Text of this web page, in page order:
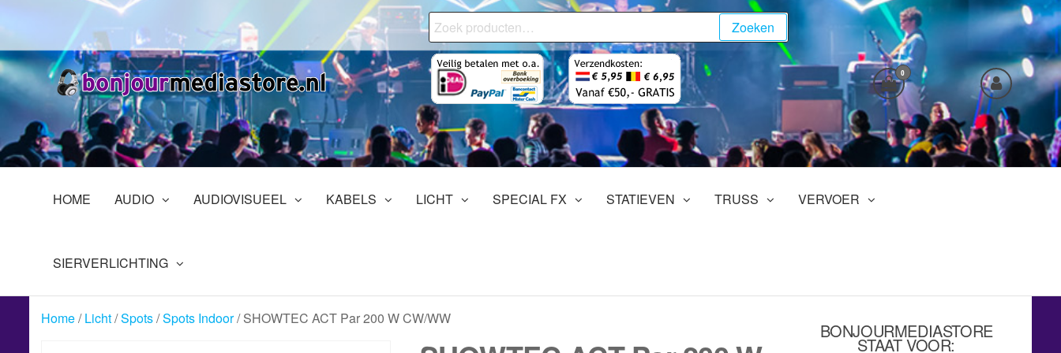
de
inhoud
BonjourMediaStore.nl
Professionals
in
Entertainment
Zoeken
naar:
Zoeken
0
HOME AUDIO AUDIOVISUEEL KABELS LICHT SPECIAL FX STATIEVEN TRUSS VERVOER
SIERVERLICHTING
Home/Licht/Spots/Spots Indoor/ SHOWTEC ACT Par 200 W CW/WW
BONJOURMEDIASTORE
STAAT VOOR: